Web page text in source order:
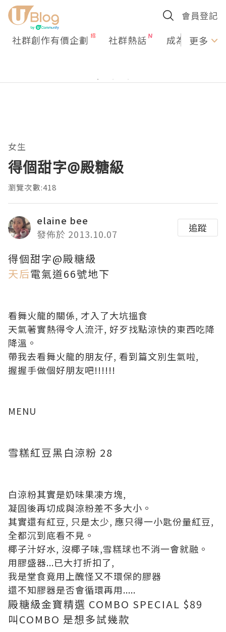
會員登記
社群創作有價企劃 社群熱話 成為U更多
女生
得個甜字@殿糖級
瀏覽次數:418
elaine bee
發佈於 2013.10.07
追蹤
得個甜字@殿糖級
天后電氣道66號地下
看舞火龍的關係, 才入了大坑搵食
天氣著實熱得令人流汗, 好歹找點涼快的東西吃降
降溫。
帶我去看舞火龍的朋友仔, 看到篇文別生氣啦,
握握手做個好朋友吧!!!!!!
MENU
雪糕紅豆黑白涼粉 28
白涼粉其實是奶味果凍方塊,
凝固後再切成與涼粉差不多大小。
其實還有紅豆, 只是太少, 應只得一小匙份量紅豆,
全都沉到底看不見。
椰子汁好水, 沒椰子味,雪糕球也不消一會就融。
用膠盛器...已大打折扣了,
我是堂食竟用上醜怪又不環保的膠器
還不知膠器是否會循環再用.....
殿糖級金寶精選 COMBO SPECIAL $89
叫COMBO 是想多試幾款